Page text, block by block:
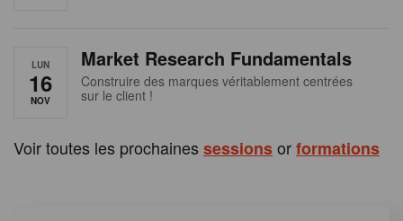
LUN
16
NOV
Market Research Fundamentals
Construire des marques véritablement centrées
sur le client !
Voir toutes les prochaines sessionsorformations